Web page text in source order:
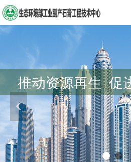
推动资源再生 促
넳